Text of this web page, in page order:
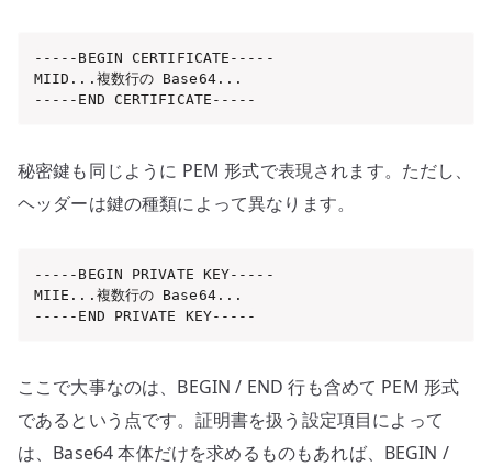
-----BEGIN CERTIFICATE-----
MIID...複数行の Base64...
-----END CERTIFICATE-----
秘密鍵も同じように PEM 形式で表現されます。ただし、
ヘッダーは鍵の種類によって異なります。
-----BEGIN PRIVATE KEY-----
MIIE...複数行の Base64...
-----END PRIVATE KEY-----
ここで大事なのは、BEGIN / END 行も含めて PEM 形式
であるという点です。証明書を扱う設定項目によって
は、Base64 本体だけを求めるものもあれば、BEGIN /